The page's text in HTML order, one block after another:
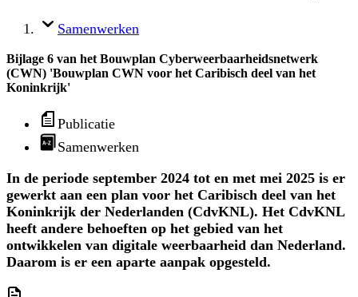
Samenwerken
Bijlage 6 van het Bouwplan Cyberweerbaarheidsnetwerk
(CWN) 'Bouwplan CWN voor het Caribisch deel van het
Koninkrijk'
Publicatie
Samenwerken
In de periode september 2024 tot en met mei 2025 is er
gewerkt aan een plan voor het Caribisch deel van het
Koninkrijk der Nederlanden (CdvKNL). Het CdvKNL
heeft andere behoeften op het gebied van het
ontwikkelen van digitale weerbaarheid dan Nederland.
Daarom is er een aparte aanpak opgesteld.